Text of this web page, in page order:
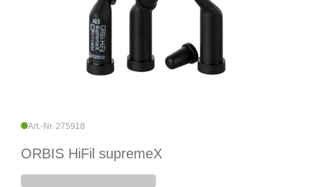
Art.-Nr. 275918
ORBIS HiFil supremeX